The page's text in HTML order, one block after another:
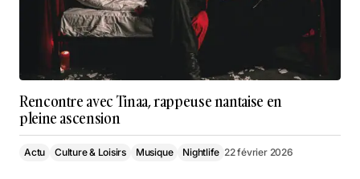
Rencontre avec Tinaa, rappeuse nantaise en
pleine ascension
Actu Culture & Loisirs Musique Nightlife 22 février 2026